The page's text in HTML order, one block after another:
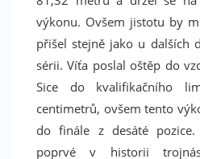
výkonu. Ovšem jistotu by
přišel stejně jako u dalších
sérii. Víťa poslal oštěp do
Sice do kvalifikačního
centimetrů, ovšem tento
do finále z desáté
poprvé v historii